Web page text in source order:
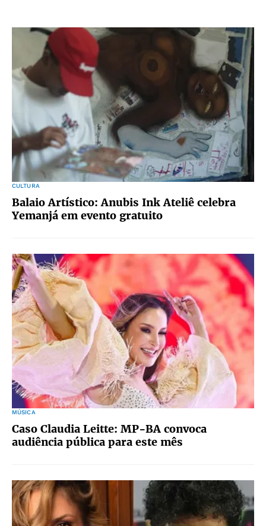
CULTURA
Balaio Artístico: Anubis Ink Ateliê celebra
Yemanjá em evento gratuito
MÚSICA
Caso Claudia Leitte: MP-BA convoca
audiência pública para este mês